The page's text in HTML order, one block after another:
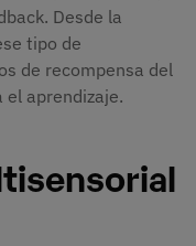
Desde la
tipo de
de recompensa del
el aprendizaje.